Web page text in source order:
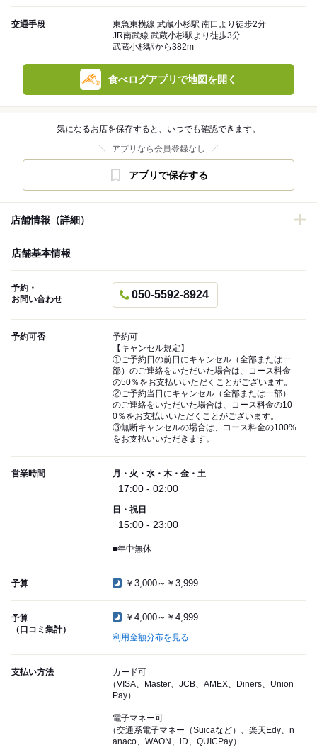
交通手段
東急東横線 武蔵小杉駅 南口より徒歩2分
JR南武線 武蔵小杉駅より徒歩3分
武蔵小杉駅から382m
食べログアプリで地図を開く
気になるお店を保存すると、いつでも確認できます。
アプリなら会員登録なし
アプリで保存する
店舗情報（詳細）
店舗基本情報
予約・
お問い合わせ
050-5592-8924
予約可否
予約可
【キャンセル規定】
①ご予約日の前日にキャンセル（全部または一
部）のご連絡をいただいた場合は、コース料金
の50％をお支払いいただくことがございます。
②ご予約当日にキャンセル（全部または一部）
のご連絡をいただいた場合は、コース料金の10
0％をお支払いいただくことがございます。
③無断キャンセルの場合は、コース料金の100%
をお支払いいただきます。
営業時間 月・火・水・木・金・土
17:00 - 02:00
日・祝日
15:00 - 23:00
■年中無休
予算 ￥3,000～￥3,999
予算
（口コミ集計）
￥4,000～￥4,999
利用金額分布を見る
支払い方法
カード可
（VISA、Master、JCB、AMEX、Diners、Union
Pay）
電子マネー可
（交通系電子マネー（Suicaなど）、楽天Edy、n
anaco、WAON、iD、QUICPay）